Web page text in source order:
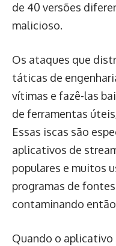
de 40 versões
malicioso.
Os ataques que
táticas de
vítimas e fazê-las
de ferramentas
Essas iscas são
aplicativos de
populares e muitos
programas de
contaminando
Quando o aplicativo